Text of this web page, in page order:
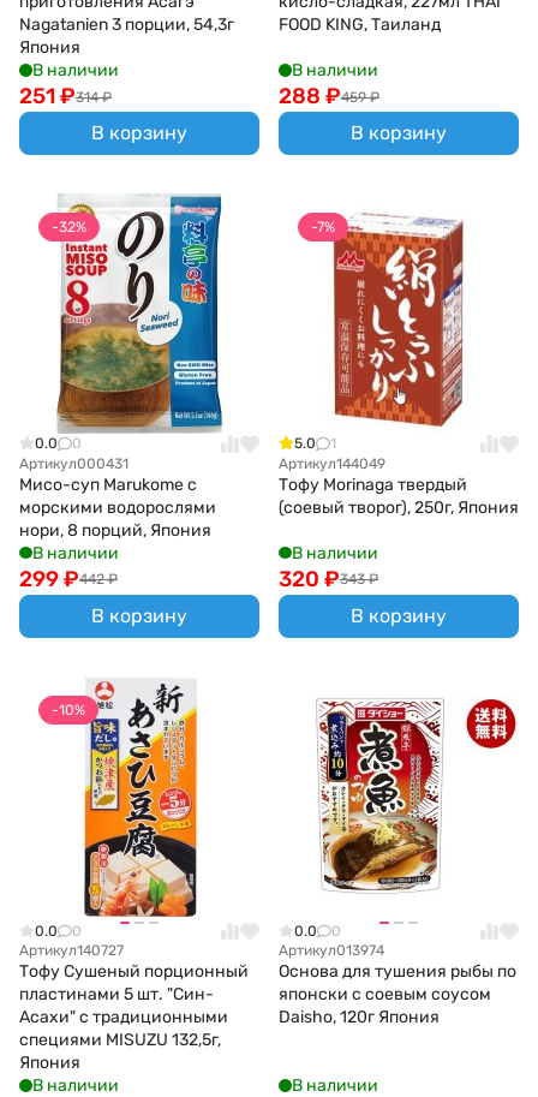
Nagatanien 3 порции, 54,3г
Япония
В наличии
314 ₽
251 ₽
В корзину
FOOD KING, Таиланд
В наличии
459 ₽
288 ₽
В корзину
-32%
0.0
0
Артикул000431
Мисо-суп Marukome с
морскими водорослями
нори, 8 порций, Япония
В наличии
442 ₽
299₽
В корзину
-7%
5.0
1
Артикул144049
Тофу Morinaga твердый
(соевый творог), 250г, Япония
В наличии
343 ₽
320 ₽
В корзину
-10%
0.0
0
Артикул140727
Тофу Сушеный порционный
пластинами 5 шт. "Син-
Асахи" с традиционными
специями MISUZU 132,5г,
Япония
В наличии
0.0
0
Артикул013974
Основа для тушения рыбы по
японски с соевым соусом
Daisho, 120г Япония
В наличии